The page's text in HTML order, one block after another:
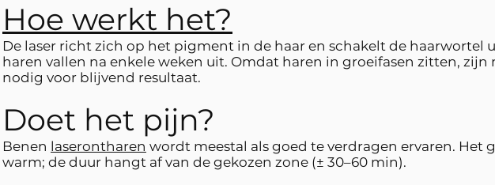
Hoe werkt het?
De laser richt zich op het pigment in de haar en schakelt de haarwortel
haren vallen na enkele weken uit. Omdat haren in groeifasen zitten, zijn
nodig voor blijvend resultaat.
Doet het pijn?
Benen laserontharen wordt meestal als goed te verdragen ervaren. Het
warm; de duur hangt af van de gekozen zone (± 30–60 min).